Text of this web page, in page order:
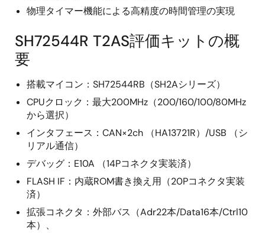
物理タイマー機能による高精度の時間管理の実現
SH72544R T2AS評価キットの概
要
搭載マイコン：SH72544RB（SH2Aシリーズ）
CPUクロック：最大200MHz（200/160/100/80MHz
から選択）
インタフェース：CAN×2ch （HA13721R）/USB （シ
リアル通信）
デバッグ：E10A （14Pコネクタ実装済）
FLASH IF：内蔵ROM書き換え用（20Pコネクタ実装
済）
拡張コネクタ：外部バス（Adr22本/Data16本/Ctrl10
本）、